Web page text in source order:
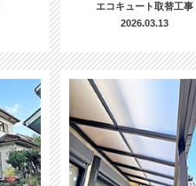
エコキュート取替工事
2026.03.13